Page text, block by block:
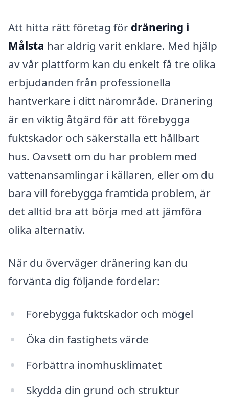
Att hitta rätt företag för dränering i
Målsta har aldrig varit enklare. Med hjälp
av vår plattform kan du enkelt få tre olika
erbjudanden från professionella
hantverkare i ditt närområde. Dränering
är en viktig åtgärd för att förebygga
fuktskador och säkerställa ett hållbart
hus. Oavsett om du har problem med
vattenansamlingar i källaren, eller om du
bara vill förebygga framtida problem, är
det alltid bra att börja med att jämföra
olika alternativ.
När du överväger dränering kan du
förvänta dig följande fördelar:
Förebygga fuktskador och mögel
Öka din fastighets värde
Förbättra inomhusklimatet
Skydda din grund och struktur